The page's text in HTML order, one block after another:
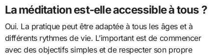
La méditation est-elle accessible à tous ?
Oui. La pratique peut être adaptée à tous les âges et à
différents rythmes de vie. L’important est de commencer
avec des objectifs simples et de respecter son propre